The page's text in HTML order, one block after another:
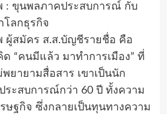
: ขุนพลภาคประสบการณ์ กับ
โลกธุรกิจ
ผู้สมัคร ส.ส.บัญชีรายชื่อ คือ
“คนมีแล้ว มาทำการเมือง” ที่
ยายามสื่อสาร เขาเป็นนัก
ระสบการณ์กว่า 60 ปี ทั้งความ
ษฐกิจ ซึ่งกลายเป็นทุนทางความ